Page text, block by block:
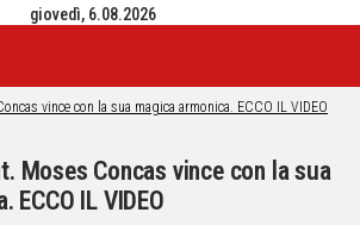
giovedì, 6.08.2026
Moses Concas vince con la sua
ECCO IL VIDEO